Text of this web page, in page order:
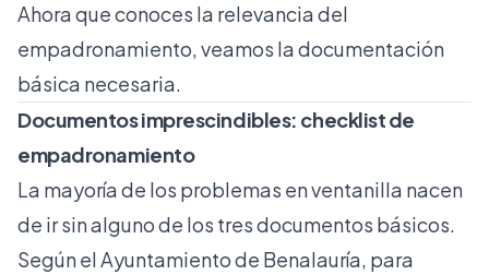
Ahora que conoces la relevancia del
empadronamiento, veamos la documentación
básica necesaria.
Documentos imprescindibles: checklist de
empadronamiento
La mayoría de los problemas en ventanilla nacen
de ir sin alguno de los tres documentos básicos.
Según elAyuntamiento de Benalauría, para